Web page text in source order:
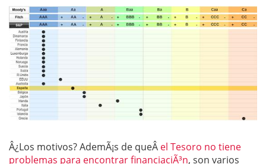
Â¿Los motivos? AdemÃ¡s de queÂ el Tesoro no tiene
problemas para encontrar financiaciÃ³n, son varios